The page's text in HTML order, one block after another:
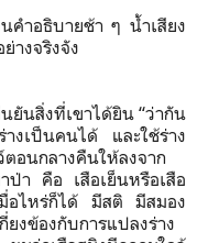
คำอธิบายช้า ๆ น้ำเสียง
างจริงจัง
ยันสิ่งที่เขาได้ยิน “ว่ากัน
งเป็นคนได้ และใช้ร่าง
อนกลางคืนให้ลงจาก
า คือ เสือเย็นหรือเสือ
มื่อไหร่ก็ได้ มีสติ มีสมอง
ยงข้องกับการแปลงร่าง